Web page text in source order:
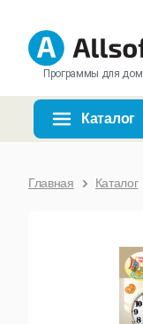
Программы для
Каталог
Главная Каталог